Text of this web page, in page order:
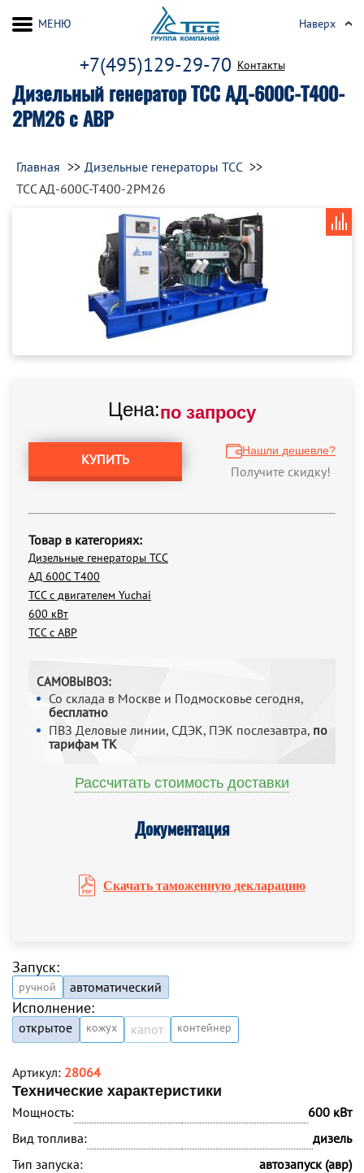
Дизельный генератор ТСС АД-600С-Т400-
2РМ26 с АВР
+7(495)129-29-70 Контакты
МЕНЮ Наверх
Главная
Дизельные генераторы ТСС
ТСС АД-600С-Т400-2РМ26
Цена:по запросу
КУПИТЬ
Нашли дешевле?
Получите скидку!
Товар в категориях:
Дизельные генераторы ТСС
АД 600С Т400
ТСС с двигателем Yuchai
600 кВт
ТСС с АВР
САМОВЫВОЗ:
Со склада в Москве и Подмосковье сегодня,
бесплатно
ПВЗ Деловые линии, СДЭК, ПЭК послезавтра, по
тарифам ТК
Рассчитать стоимость доставки
Документация
Скачать таможенную декларацию
Запуск:
ручной автоматический
Исполнение:
открытое кожух капот контейнер
Артикул: 28064
Технические характеристики
Мощность:
600 кВт
Вид топлива:
дизель
Тип запуска:
автозапуск (авр)